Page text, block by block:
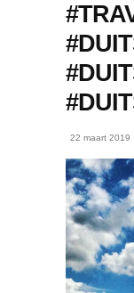
22 maart 2019